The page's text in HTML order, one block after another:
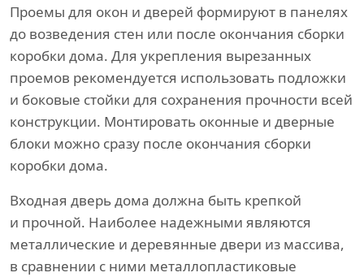
Проемы для окон и дверей формируют в панелях
до возведения стен или после окончания сборки
коробки дома. Для укрепления вырезанных
проемов рекомендуется использовать подложки
и боковые стойки для сохранения прочности всей
конструкции. Монтировать оконные и дверные
блоки можно сразу после окончания сборки
коробки дома.
Входная дверь дома должна быть крепкой
и прочной. Наиболее надежными являются
металлические и деревянные двери из массива,
в сравнении с ними металлопластиковые